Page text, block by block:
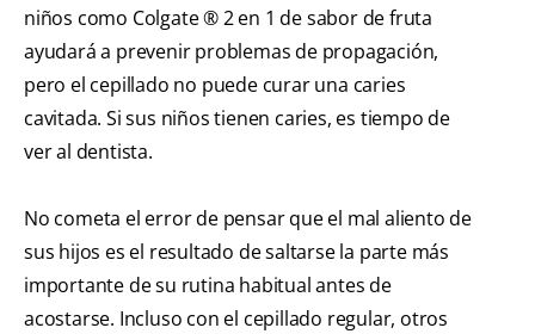
niños como Colgate ® 2 en 1 de sabor de fruta
ayudará a prevenir problemas de propagación,
pero el cepillado no puede curar una caries
cavitada. Si sus niños tienen caries, es tiempo de
ver al dentista.
No cometa el error de pensar que el mal aliento de
sus hijos es el resultado de saltarse la parte más
importante de su rutina habitual antes de
acostarse. Incluso con el cepillado regular, otros